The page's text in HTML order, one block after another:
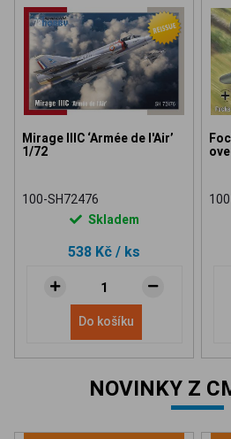
Mirage IIIC ‘Armée de l'Air’
1/72
100-SH72476
Skladem
538 Kč / ks
Do košíku
NOVINKY Z